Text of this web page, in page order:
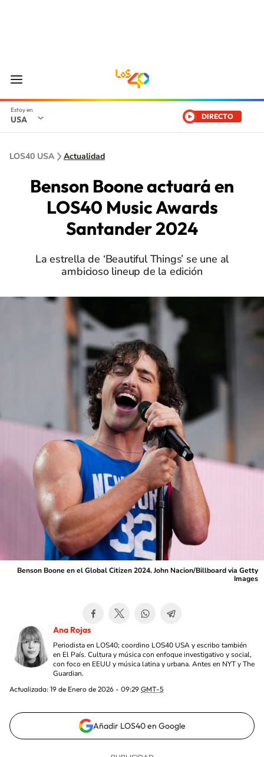
USA DIRECTO
LOS40 USA Actualidad
Benson Boone actuará en
LOS40 Music Awards
Santander 2024
La estrella de ‘Beautiful Things’ se une al
ambicioso lineup de la edición
Benson Boone en el Global Citizen 2024. John Nacion/Billboard via Getty
Images
Ana Rojas
Periodista en LOS40; coordino LOS40 USA y escribo también
en El País. Cultura y música con enfoque investigativo y social,
con foco en EEUU y música latina y urbana. Antes en NYT y The
Guardian.
Actualizada: 19 de Enero de 2026 - 09:29 GMT-5
Añadir LOS40 en Google